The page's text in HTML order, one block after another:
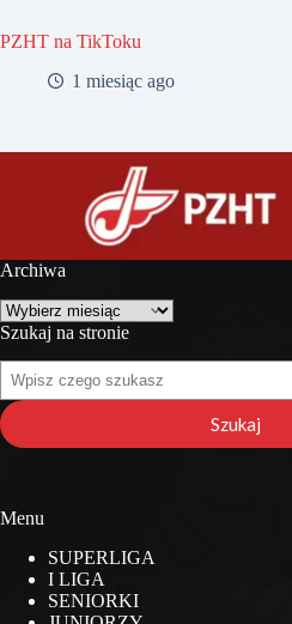
PZHT na TikToku
1 miesiąc ago
Archiwa
Archiwa
Szukaj na stronie
Szukaj
na
stronie
Szukaj
Menu
SUPERLIGA
I LIGA
SENIORKI